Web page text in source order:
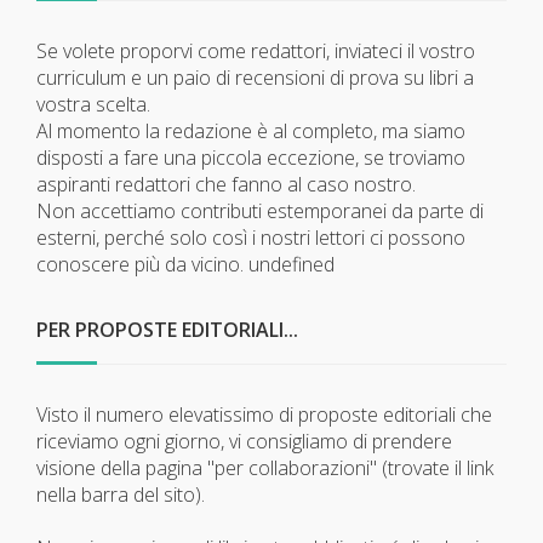
Se volete proporvi come redattori, inviateci il vostro
curriculum e un paio di recensioni di prova su libri a
vostra scelta.
Al momento la redazione è al completo, ma siamo
disposti a fare una piccola eccezione, se troviamo
aspiranti redattori che fanno al caso nostro.
Non accettiamo contributi estemporanei da parte di
esterni, perché solo così i nostri lettori ci possono
conoscere più da vicino. undefined
PER PROPOSTE EDITORIALI...
Visto il numero elevatissimo di proposte editoriali che
riceviamo ogni giorno, vi consigliamo di prendere
visione della pagina "per collaborazioni" (trovate il link
nella barra del sito).